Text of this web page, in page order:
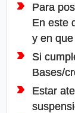
Para
En este
y en
Si
Bases/
Estar